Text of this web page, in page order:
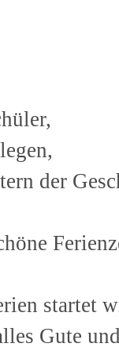
der
startet
Gute